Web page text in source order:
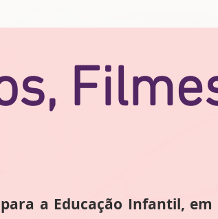
a Educação Infantil, em